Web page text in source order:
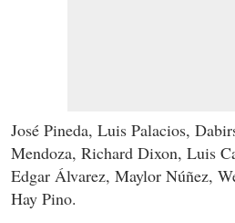
José Pineda, Luis Palacios,
Mendoza, Richard Dixon, Luis
Edgar Álvarez, Maylor Núñez,
Hay Pino.